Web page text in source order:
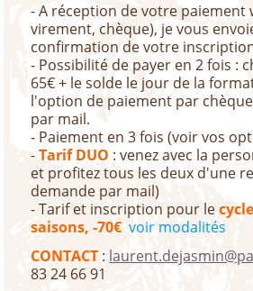
- A réception de votre paiement
virement, chèque), je vous
confirmation de votre
- Possibilité de payer en 2 fois :
65€ + le solde le jour de la
l'option de paiement par
par mail.
- Paiement en 3 fois (voir vos
-Tarif DUO : venez avec la
et profitez tous les deux d'une
demande par mail)
- Tarif et inscription pour le
saisons, -70€ voir modalités
CONTACT :
83 24 66 91